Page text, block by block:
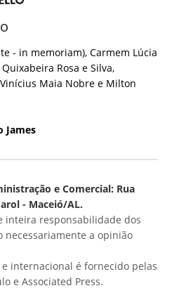
- in memoriam), Carmem Lúcia
Rosa e Silva,
Maia Nobre e Milton
James
e Comercial: Rua
- Maceió/AL.
inteira responsabilidade dos
necessariamente a opinião
internacional é fornecido pelas
e Associated Press.